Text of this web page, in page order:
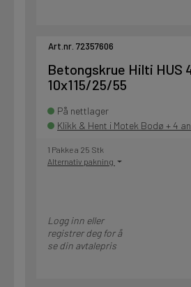
Art.nr. 72357606
Betongskrue Hilti HUS
10x115/25/55
På nettlager
Klikk & Hent i Motek Bodø + 4
1 Pakke a 25 Stk
Alternativ pakning
Logg inn eller
registrer deg for å
se din avtalepris